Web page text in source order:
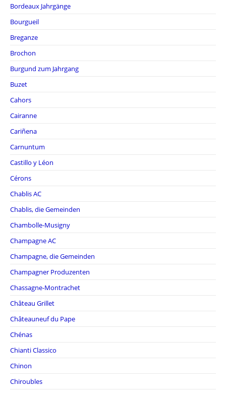
Bordeaux Jahrgänge
Bourgueil
Breganze
Brochon
Burgund zum Jahrgang
Buzet
Cahors
Cairanne
Cariñena
Carnuntum
Castillo y Léon
Cérons
Chablis AC
Chablis, die Gemeinden
Chambolle-Musigny
Champagne AC
Champagne, die Gemeinden
Champagner Produzenten
Chassagne-Montrachet
Château Grillet
Châteauneuf du Pape
Chénas
Chianti Classico
Chinon
Chiroubles